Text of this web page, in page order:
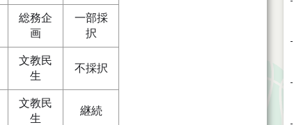
総務企
画
一部採
択
文教民
生
不採択
文教民
生
継続